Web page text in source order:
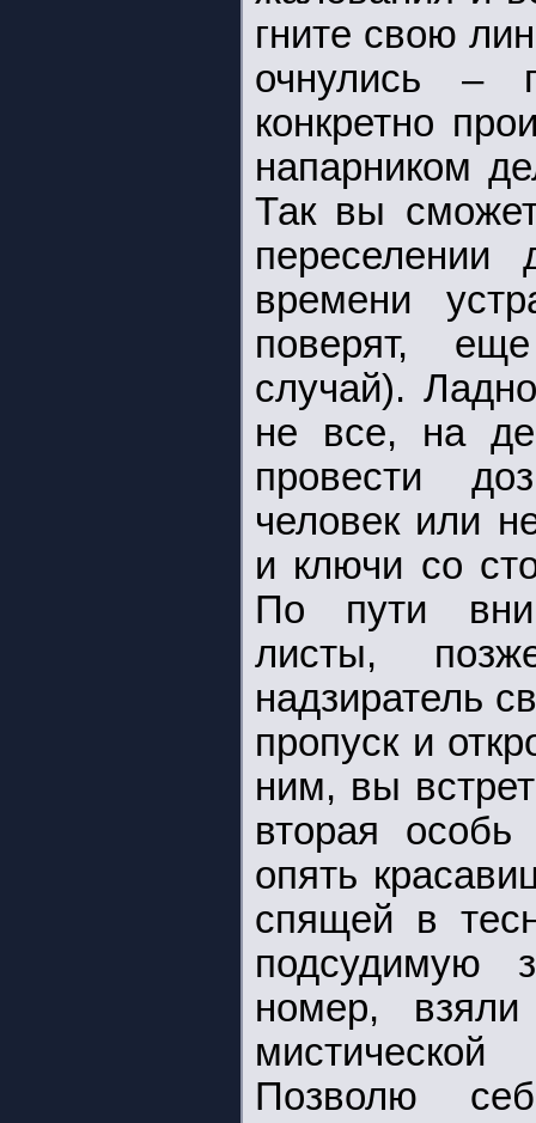
гните свою
очнулись –
конкретно
напарником
Так вы
времени
поверят,
случай).
не все, на
провести
человек или
и ключи со
По пути
листы,
надзиратель
пропуск и
ним, вы
вторая
опять
спящей в
подсудимую
номер,
мистической
Позволю